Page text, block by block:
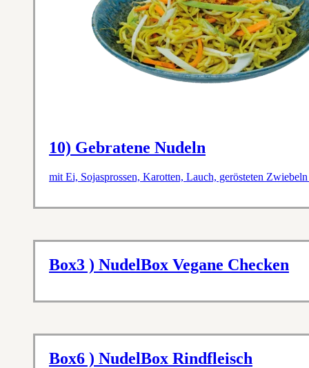
10) Gebratene Nudeln
mit Ei, Sojasprossen, Karotten, Lauch, gerösteten
Box3 ) NudelBox Vegane Checken
Box6 ) NudelBox Rindfleisch